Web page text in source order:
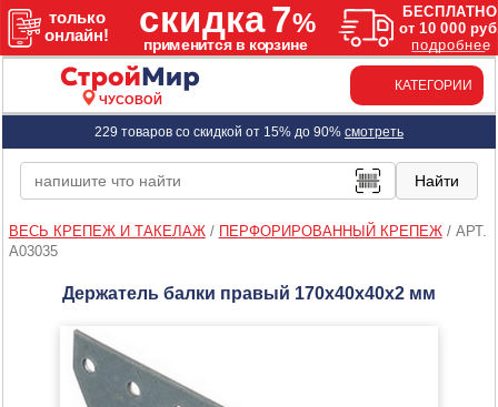
ЧУСОВОЙ
КАТЕГОРИИ
229 товаров со скидкой от 15% до 90% смотреть
ВЕСЬ КРЕПЕЖ И ТАКЕЛАЖ/ ПЕРФОРИРОВАННЫЙ КРЕПЕЖ/ АРТ.
A03035
Держатель балки правый 170х40х40х2 мм